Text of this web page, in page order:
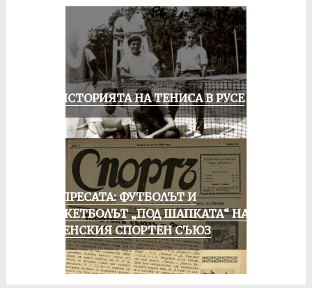
ЗА ИСТОРИЯТА НА ТЕНИСА В РУСЕ
ОТ ПРЕСАТА: ФУТБОЛЪТ И
БАСКЕТБОЛЪТ „ПОД ШАПКАТА“ НА
РУСЕНСКИЯ СПОРТЕН СЪЮЗ